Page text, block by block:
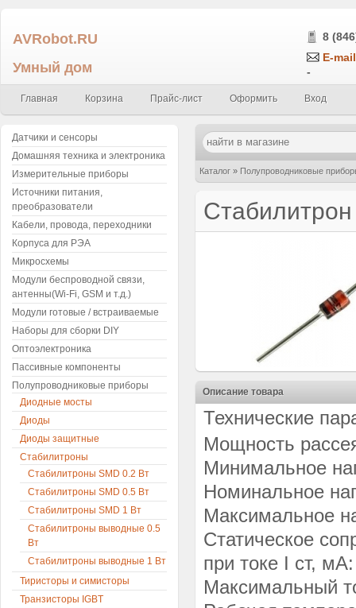
AVRobot.RU
Умный дом
8
E-
-
Главная Корзина Прайс-лист Оформить Вход
Каталог » Полупроводниковые
Описание товара
Технические
Мощность
Минимальное
Номинальное
Максимальное
Статическое
при токе I ст,
Максимальный
Датчики и сенсоры
Домашняя техника и электроника
Измерительные приборы
Источники питания,
преобразователи
Кабели, провода, переходники
Корпуса для РЭА
Микросхемы
Модули беспроводной связи,
антенны(Wi-Fi, GSM и т.д.)
Модули готовые / встраиваемые
Наборы для сборки DIY
Оптоэлектроника
Пассивные компоненты
Полупроводниковые приборы
Диодные мосты
Диоды
Диоды защитные
Стабилитроны
Стабилитроны SMD 0.2 Вт
Стабилитроны SMD 0.5 Вт
Стабилитроны SMD 1 Вт
Стабилитроны выводные 0.5
Вт
Стабилитроны выводные 1 Вт
Тиристоры и симисторы
Транзисторы IGBT